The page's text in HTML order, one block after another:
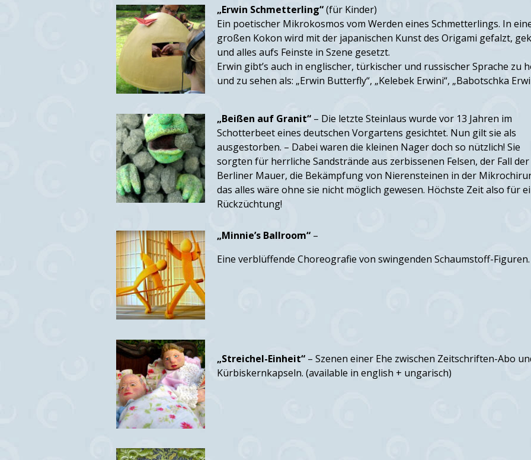
„Erwin Schmetterling“(für Kinder)
Ein poetischer Mikrokosmos vom Werden eines Schmetterlings. In
großen Kokon wird mit der japanischen Kunst des Origami gefalzt,
und alles aufs Feinste in Szene gesetzt.
Erwin gibt’s auch in englischer, türkischer und russischer Sprache zu
und zu sehen als: „Erwin Butterfly“, „Kelebek Erwini“, „Babotschka
„Beißen auf Granit“ – Die letzte Steinlaus wurde vor 13 Jahren im
Schotterbeet eines deutschen Vorgartens gesichtet. Nun gilt sie als
ausgestorben. – Dabei waren die kleinen Nager doch so nützlich! Sie
sorgten für herrliche Sandstrände aus zerbissenen Felsen, der Fall der
Berliner Mauer, die Bekämpfung von Nierensteinen in der
das alles wäre ohne sie nicht möglich gewesen. Höchste Zeit also für
Rückzüchtung!
„Minnie’s Ballroom“ –
Eine verblüffende Choreografie von swingenden Schaumstoff-Figuren.
„Streichel-Einheit“ – Szenen einer Ehe zwischen Zeitschriften-Abo
Kürbiskernkapseln. (available in english + ungarisch)